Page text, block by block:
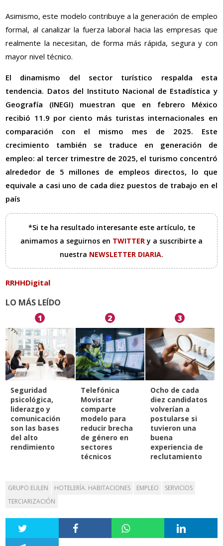
Asimismo, este modelo contribuye a la generación de empleo
formal, al canalizar la fuerza laboral hacia las empresas que
realmente la necesitan, de forma más rápida, segura y con
mayor nivel técnico.
El dinamismo del sector turístico respalda esta
tendencia. Datos del Instituto Nacional de Estadística y
Geografía (INEGI) muestran que en febrero México
recibió 11.9 por ciento más turistas internacionales en
comparación con el mismo mes de 2025. Este
crecimiento también se traduce en generación de
empleo: al tercer trimestre de 2025, el turismo concentró
alrededor de 5 millones de empleos directos, lo que
equivale a casi uno de cada diez puestos de trabajo en el
país
*Si te ha resultado interesante este artículo, te
animamos a seguirnos en TWITTERy a suscribirte a
nuestra NEWSLETTER DIARIA.
RRHHDigital
LO MÁS LEÍDO
1
Seguridad
psicológica,
liderazgo y
comunicación
son las bases
del alto
rendimiento
2
Telefónica
Movistar
comparte
modelo para
reducir brecha
de género en
sectores
técnicos
3
Ocho de cada
diez candidatos
volverían a
postularse si
tuvieron una
buena
experiencia de
reclutamiento
GRUPO EULEN HOTELERÍA. HABITACIONES EMPLEO
SERVICIOS
TERCIARIZACIÓN